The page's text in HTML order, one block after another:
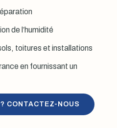
de l’humidité
toitures et installations
en fournissant un
CONTACTEZ-NOUS